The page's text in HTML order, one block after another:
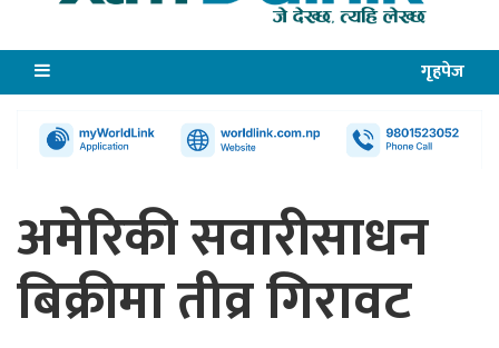
गृहपेज
अमेरिकी सवारीसाधन
बिक्रीमा तीव्र गिरावट